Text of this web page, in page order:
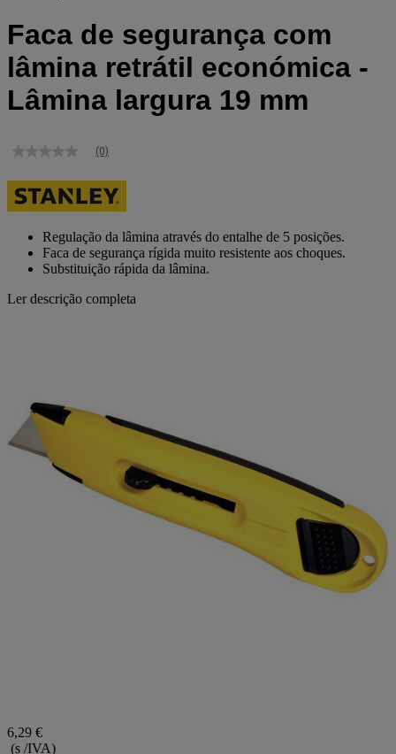
Faca de segurança com
lâmina retrátil económica -
Lâmina largura 19 mm
Sem
de
classificação
Link
mesma
página.
(0)
Regulação da lâmina através do entalhe de 5 posições.
Faca de segurança rígida muito resistente aos choques.
Substituição rápida da lâmina.
Ler descrição completa
6,29 €
(s /IVA)